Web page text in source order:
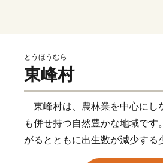
とうほうむら
東峰村
東峰村は、農林業を中心にし
も併せ持つ自然豊かな地域で
がるとともに出生数が減少する
が急務となっています。これ